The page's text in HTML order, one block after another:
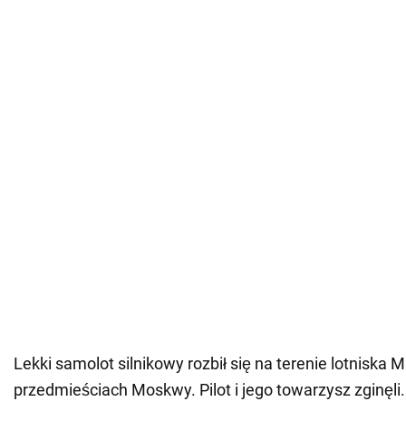
Lekki samolot silnikowy rozbił się na terenie lotniska
przedmieściach Moskwy. Pilot i jego towarzysz zginęli.